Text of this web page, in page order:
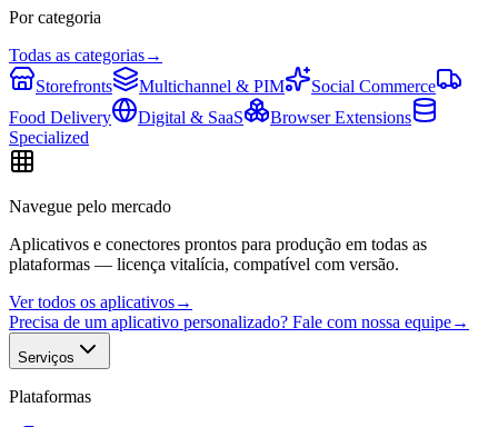
Por categoria
Todas as categorias→
Storefronts
Multichannel & PIM
Social Commerce
Food Delivery
Digital & SaaS
Browser Extensions
Specialized
Navegue pelo mercado
Aplicativos e conectores prontos para produção em todas as
plataformas — licença vitalícia, compatível com versão.
Ver todos os aplicativos→
Precisa de um aplicativo personalizado? Fale com nossa equipe→
Serviços
Plataformas